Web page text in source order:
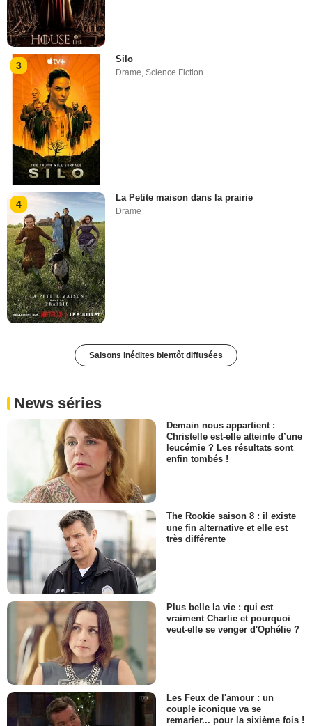
3
Silo
Drame,Science Fiction
4
La Petite maison dans la prairie
Drame
Saisons inédites bientôt diffusées
News séries
Demain nous appartient :
Christelle est-elle atteinte d’une
leucémie ? Les résultats sont
enfin tombés !
The Rookie saison 8 : il existe
une fin alternative et elle est
très différente
Plus belle la vie : qui est
vraiment Charlie et pourquoi
veut-elle se venger d'Ophélie ?
Les Feux de l'amour : un
couple iconique va se
remarier... pour la sixième fois !